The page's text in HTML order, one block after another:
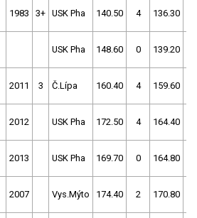
1983 3+ USK Pha 140.50 4 136.30
USK Pha 148.60 0 139.20
2011 3 Č.Lípa 160.40 4 159.60
2012 USK Pha 172.50 4 164.40
2013 USK Pha 169.70 0 164.80
2007 Vys.Mýto 174.40 2 170.80